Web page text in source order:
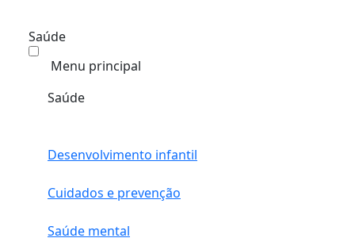
Saúde
Menu principal
Saúde
Desenvolvimento infantil
Cuidados e prevenção
Saúde mental